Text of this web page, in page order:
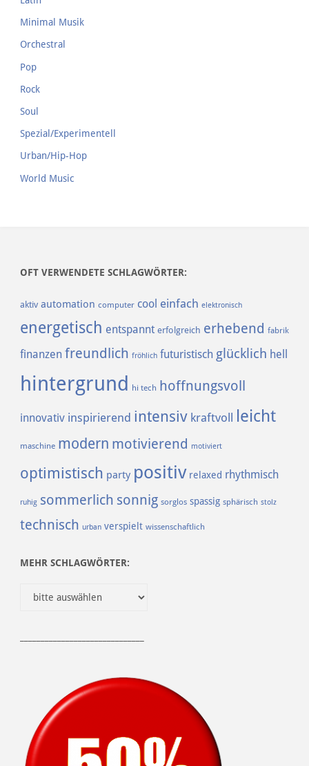
Minimal Musik
Orchestral
Pop
Rock
Soul
Spezial/Experimentell
Urban/Hip-Hop
World Music
OFT VERWENDETE SCHLAGWÖRTER:
aktiv automation computer cool einfach elektronisch
energetisch entspannt erfolgreich erhebend fabrik
finanzen freundlich fröhlich futuristisch glücklich hell
hintergrund hi tech hoffnungsvoll
innovativ inspirierend intensiv kraftvoll leicht
maschine modern motivierend motiviert
optimistisch party positiv relaxed rhythmisch
ruhig sommerlich sonnig sorglos spassig sphärisch stolz
technisch urban verspielt wissenschaftlich
MEHR SCHLAGWÖRTER: